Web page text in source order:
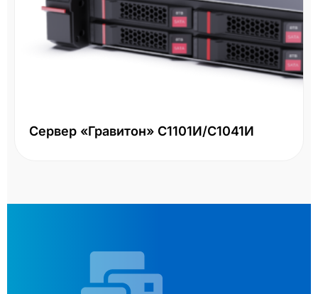
Сервер «Гравитон» С1101И/С1041И